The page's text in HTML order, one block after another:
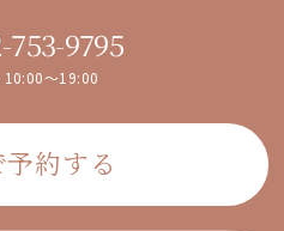
753-9795
10:00～19:00
予約する